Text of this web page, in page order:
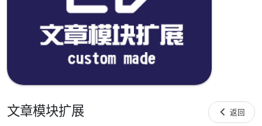
文章模块扩展  返回